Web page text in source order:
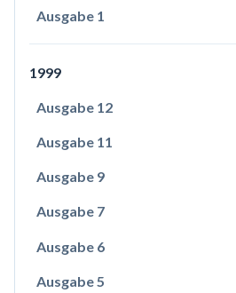
Ausgabe 1
1999
Ausgabe 12
Ausgabe 11
Ausgabe 9
Ausgabe 7
Ausgabe 6
Ausgabe 5